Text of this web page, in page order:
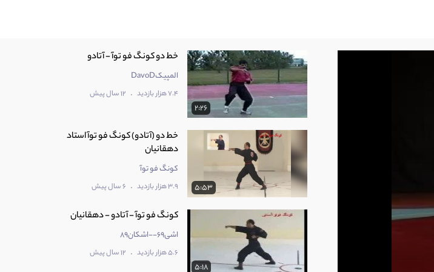
2:26
خط دو کونگ فو توآ - آتادو
المپیکDavoD
7.4 هزار بازدید . 12 سال پیش
5:53
خط دو (آتادو) کونگ فو توآ استاد
دهقانیان
کونگ فو توآ
3.9 هزار بازدید . 6 سال پیش
5:18
کونگ فو توآ - آتادو - دهقانیان
اشی69--اشکان89
5.6 هزار بازدید . 12 سال پیش